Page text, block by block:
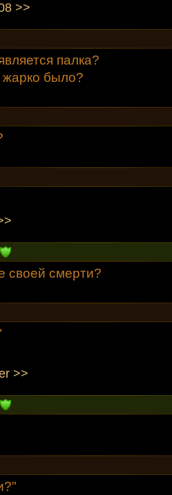
>>
палка?
жарко было?
своей смерти?
>>